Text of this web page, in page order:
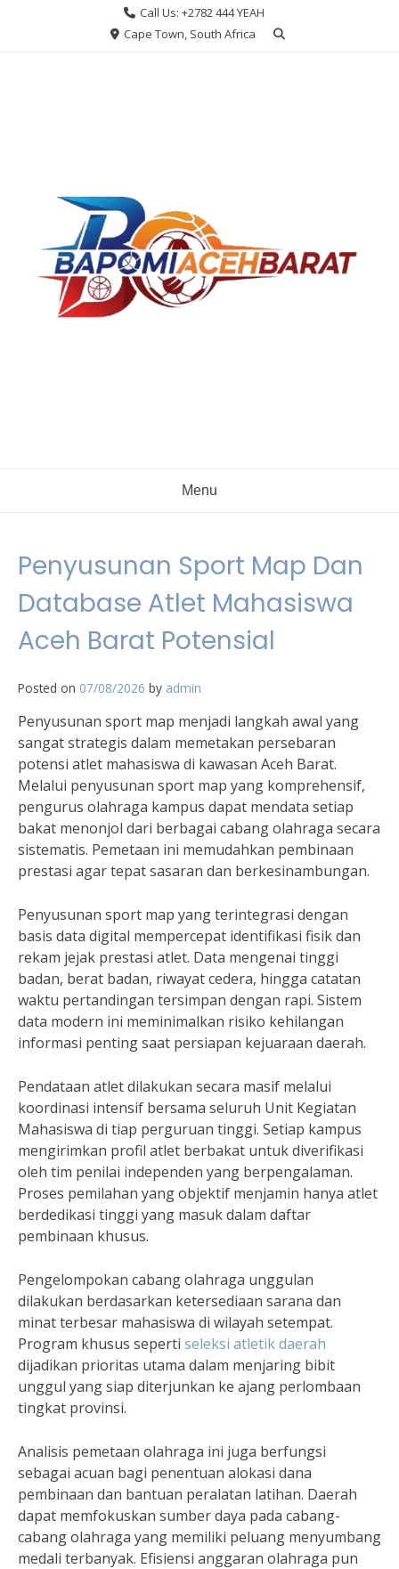
Call Us: +2782 444 YEAH
Cape Town, South Africa
Menu
Penyusunan Sport Map Dan
Database Atlet Mahasiswa
Aceh Barat Potensial
Posted on 07/08/2026 by admin
Penyusunan sport map menjadi langkah awal yang
sangat strategis dalam memetakan persebaran
potensi atlet mahasiswa di kawasan Aceh Barat.
Melalui penyusunan sport map yang komprehensif,
pengurus olahraga kampus dapat mendata setiap
bakat menonjol dari berbagai cabang olahraga secara
sistematis. Pemetaan ini memudahkan pembinaan
prestasi agar tepat sasaran dan berkesinambungan.
Penyusunan sport map yang terintegrasi dengan
basis data digital mempercepat identifikasi fisik dan
rekam jejak prestasi atlet. Data mengenai tinggi
badan, berat badan, riwayat cedera, hingga catatan
waktu pertandingan tersimpan dengan rapi. Sistem
data modern ini meminimalkan risiko kehilangan
informasi penting saat persiapan kejuaraan daerah.
Pendataan atlet dilakukan secara masif melalui
koordinasi intensif bersama seluruh Unit Kegiatan
Mahasiswa di tiap perguruan tinggi. Setiap kampus
mengirimkan profil atlet berbakat untuk diverifikasi
oleh tim penilai independen yang berpengalaman.
Proses pemilahan yang objektif menjamin hanya atlet
berdedikasi tinggi yang masuk dalam daftar
pembinaan khusus.
Pengelompokan cabang olahraga unggulan
dilakukan berdasarkan ketersediaan sarana dan
minat terbesar mahasiswa di wilayah setempat.
Program khusus seperti seleksi atletik daerah
dijadikan prioritas utama dalam menjaring bibit
unggul yang siap diterjunkan ke ajang perlombaan
tingkat provinsi.
Analisis pemetaan olahraga ini juga berfungsi
sebagai acuan bagi penentuan alokasi dana
pembinaan dan bantuan peralatan latihan. Daerah
dapat memfokuskan sumber daya pada cabang-
cabang olahraga yang memiliki peluang menyumbang
medali terbanyak. Efisiensi anggaran olahraga pun